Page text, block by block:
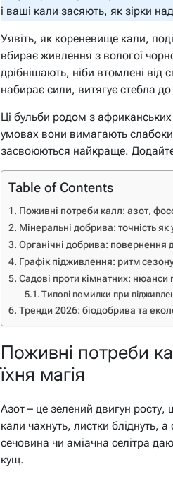
і ваші кали засяють, як зірки
Уявіть, як кореневище кали,
вбирає живлення з вологої
дрібнішають, ніби втомлені
набирає сили, витягує стебла
Ці бульби родом з
умовах вони вимагають
засвоюються найкраще.
Table of Contents
Поживні потреби калл: азот,
Мінеральні добрива: точність як
Органічні добрива: повернення
Графік підживлення: ритм
Садові проти кімнатних: нюанси
Типові помилки при
Тренди 2026: біодобрива та
Поживні потреби
їхня магія
Азот – це зелений двигун росту,
кали чахнуть, листки бліднуть,
сечовина чи аміачна селітра
кущ.